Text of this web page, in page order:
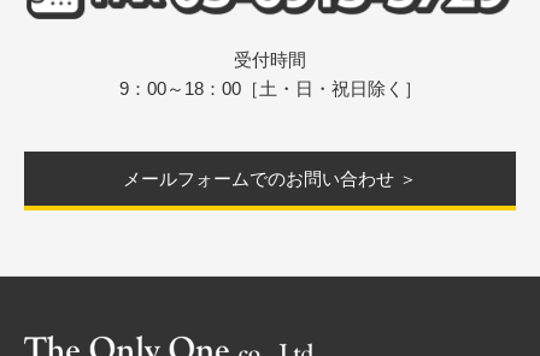
受付時間
9：00～18：00［土・日・祝日除く］
メールフォームでのお問い合わせ ＞